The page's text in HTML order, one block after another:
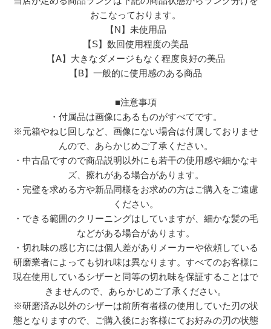
おこなっております。
【N】未使用品
【S】数回使用程度の美品
【A】大きなダメージもなく程度良好の美品
【B】一般的に使用感のある商品
■注意事項
・付属品は画像にあるものがすべてです。
※元箱やねじ回しなど、画像にない場合は付属しておりませ
んので、あらかじめご了承ください。
・中古品ですので商品説明以外にも若干の使用感や細かなキ
ズ、擦れがある場合があります。
・完璧を求める方や新品同様をお求めの方はご購入をご遠慮
ください。
・できる範囲のクリーニングはしていますが、細かな髪の毛
などがある場合があります。
・切れ味の感じ方には個人差がありメーカーや依頼している
研磨業者によっても切れ味は異なります。すべてのお客様に
現在使用しているシザーと同等の切れ味を保証することはで
きませんので、あらかじめご了承ください。
※研磨済み以外のシザーは前所有者様の使用していた刃の状
態となりますので、ご購入後にお客様にてお好みの刃の状態